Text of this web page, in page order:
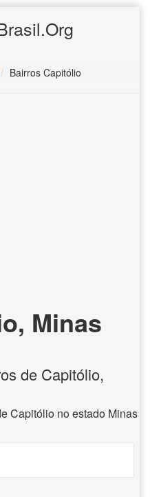
Bairros Capitólio
Minas
de Capitólio,
Capitólio no estado Minas